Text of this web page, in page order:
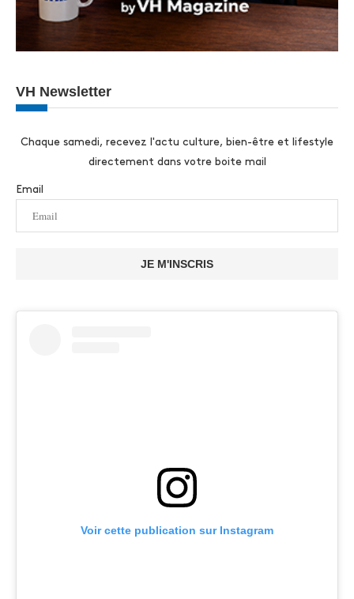
VH Newsletter
Chaque samedi, recevez l'actu culture, bien-être et lifestyle
directement dans votre boite mail
Email
JE M'INSCRIS
Voir cette publication sur Instagram